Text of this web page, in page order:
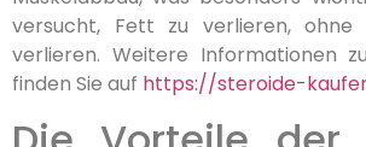
versucht, Fett zu verlieren, ohne
verlieren. Weitere Informationen
finden Sie auf https://steroide-